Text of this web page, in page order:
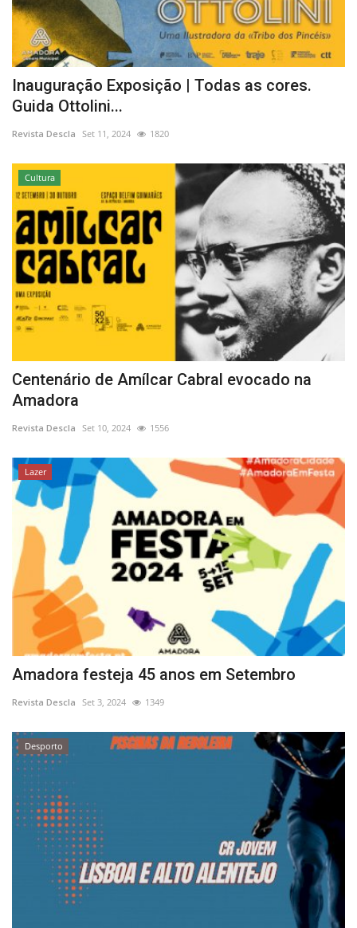
Inauguração Exposição | Todas as cores.
Guida Ottolini...
Revista Descla Set 11, 2024 1820
Cultura
Centenário de Amílcar Cabral evocado na
Amadora
Revista Descla Set 10, 2024 1556
Lazer
Amadora festeja 45 anos em Setembro
Revista Descla Set 3, 2024 1349
Desporto